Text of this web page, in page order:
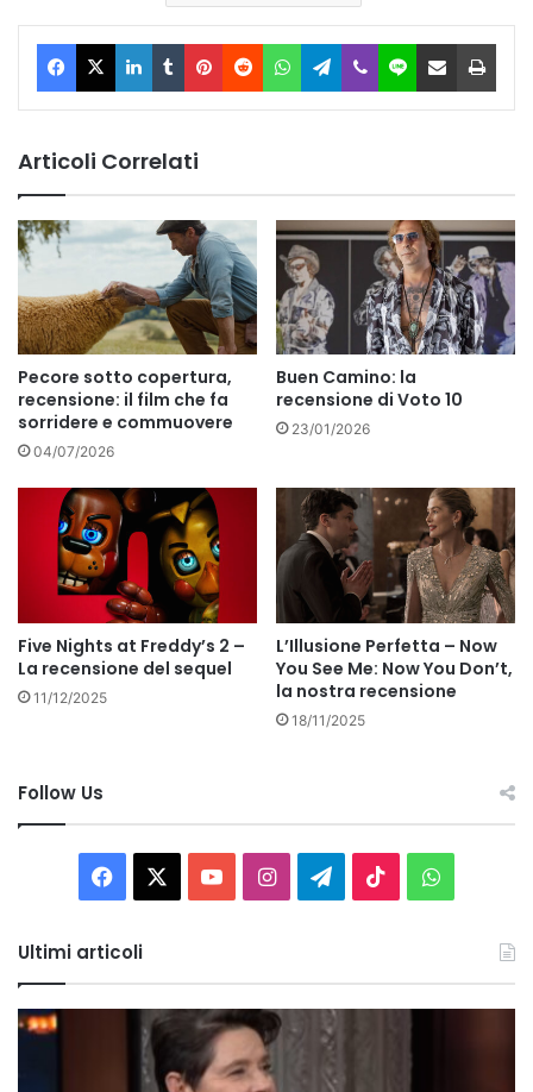
Facebook
X LinkedIn
TumblrPinterest
RedditWhatsAppTelegram
ViberLine Condividi via Email
Articoli Correlati
Pecore sotto copertura,
recensione: il film che fa
sorridere e commuovere
04/07/2026
Buen Camino: la
recensione di Voto 10
23/01/2026
Five Nights at Freddy’s 2 –
La recensione del sequel
11/12/2025
L’Illusione Perfetta – Now
You See Me: Now You Don’t,
la nostra recensione
18/11/2025
Follow Us
Facebook You InstagramTelegram
TikTok
Ultimi articoli